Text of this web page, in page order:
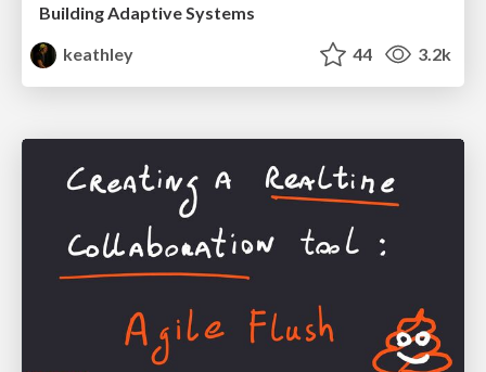
Building Adaptive Systems
keathley
44 3.2k